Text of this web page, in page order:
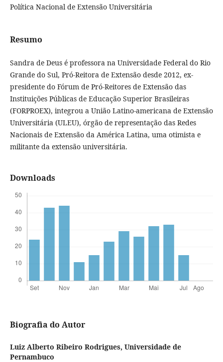
Política Nacional de Extensão Universitária
Resumo
Sandra de Deus é professora na Universidade Federal do Rio
Grande do Sul, Pró-Reitora de Extensão desde 2012, ex-
presidente do Fórum de Pró-Reitores de Extensão das
Instituições Públicas de Educação Superior Brasileiras
(FORPROEX), integrou a União Latino-americana de Extensão
Universitária (ULEU), órgão de representação das Redes
Nacionais de Extensão da América Latina, uma otimista e
militante da extensão universitária.
Downloads
Biografia do Autor
Luiz Alberto Ribeiro Rodrigues, Universidade de
Pernambuco